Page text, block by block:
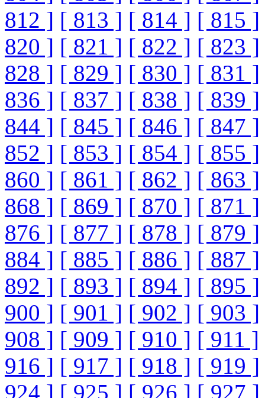
812 ] [ 813 ] [ 814 ] [ 815 ]
820 ] [ 821 ] [ 822 ] [ 823 ]
828 ] [ 829 ] [ 830 ] [ 831 ]
836 ] [ 837 ] [ 838 ] [ 839 ]
844 ] [ 845 ] [ 846 ] [ 847 ]
852 ] [ 853 ] [ 854 ] [ 855 ]
860 ] [ 861 ] [ 862 ] [ 863 ]
868 ] [ 869 ] [ 870 ] [ 871 ]
876 ] [ 877 ] [ 878 ] [ 879 ]
884 ] [ 885 ] [ 886 ] [ 887 ]
892 ] [ 893 ] [ 894 ] [ 895 ]
900 ] [ 901 ] [ 902 ] [ 903 ]
908 ] [ 909 ] [ 910 ] [ 911 ]
916 ] [ 917 ] [ 918 ] [ 919 ]
924 ] [ 925 ] [ 926 ] [ 927 ]